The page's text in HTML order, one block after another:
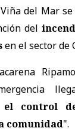
del Mar
del
en el sector de
el control
comunidad".